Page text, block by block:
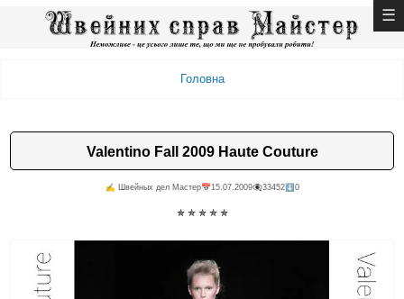
Головна
Valentino Fall 2009 Haute Couture
✍️ Швейных дел Мастер📅15.07.2009👁️‍🗨️33452⬇️0
✯ ✯ ✯ ✯ ✯